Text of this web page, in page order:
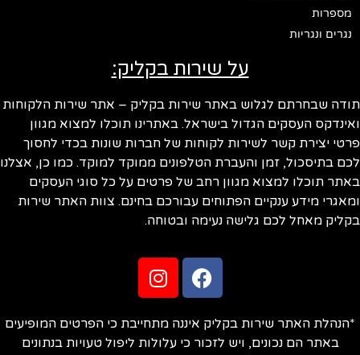
מספרות
נגרים ונגריות
על שירות בקליק:
שבחרתם לגלוש באתר שירות בקליק – אתר שירות הלקוחות
העסקים הגדול בישראל. באתרינו תוכלו למצוא מגוון
יצירת קשר לשירות לקוחות של חברות שונות בכדי לחסוך
בתיסכול, זמן והעברת הטלפונים ממוקד למוקד. כמו כן, אצלנו
תוכלו למצוא מגוון רחב של פרטים על כל סוגי העסקים
מידע ענקיים הפתוחים עבורכם בחינם. צוות האתר שירות
מאחל לכם גלישה נעימה ובטוחה.
האתר שירות בקליק איננה מתחייבת כי הפרטים המופיעים
באתר הם נכונים, ויש לזכור כי עלולות ליפול טעויות בנתונים